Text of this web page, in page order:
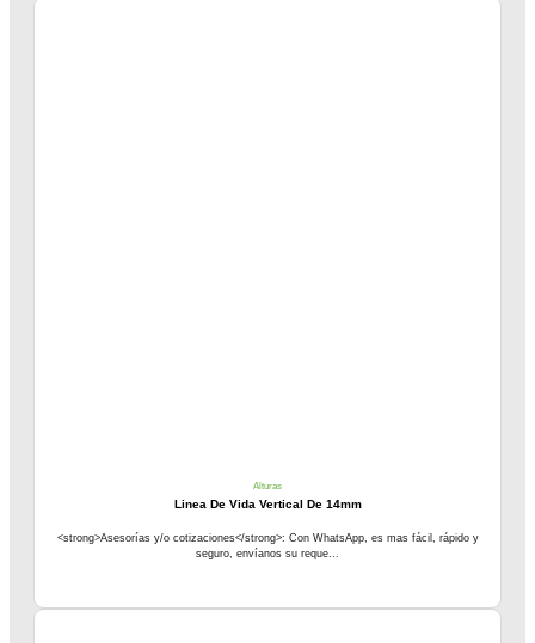
Alturas
Linea De Vida Vertical De 14mm
<strong>Asesorías y/o cotizaciones</strong>: Con WhatsApp, es mas fácil, rápido y
seguro, envíanos su reque...